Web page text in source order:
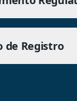
de Registro